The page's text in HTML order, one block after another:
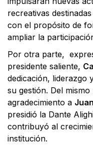
recreativas
con el propósito de
ampliar la
Por otra parte,
presidente saliente,
dedicación, liderazgo
su gestión. Del
agradecimiento a
presidió la Dante
contribuyó al
institución.